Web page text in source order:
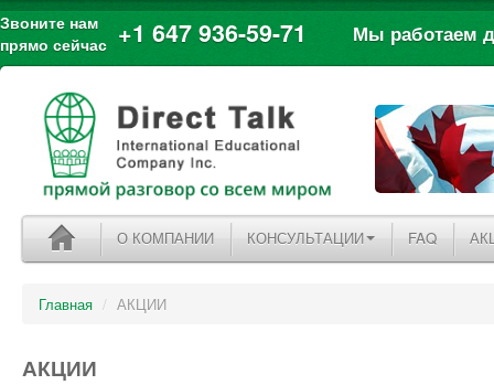
Звоните нам
прямо сейчас +1 647 936-59-71 Мы работаем
О КОМПАНИИ КОНСУЛЬТАЦИИ FAQ
Главная / АКЦИИ
АКЦИИ